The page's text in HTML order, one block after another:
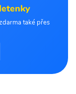
také přes